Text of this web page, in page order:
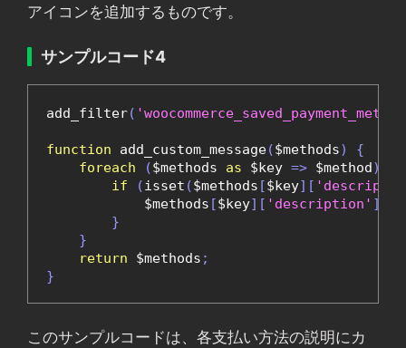
アイコンを追加するものです。
サンプルコード4
add_filter(
function add_custom_message($methods)
{
foreach
($methods as $key => $method)
if
(isset ($methods [$key][
            $methods
[$key][ 'description' ]
}
}
return $methods ;
}
このサンプルコードは、各支払い方法の説明にカ